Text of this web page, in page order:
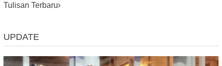
Tulisan Terbaru
UPDATE